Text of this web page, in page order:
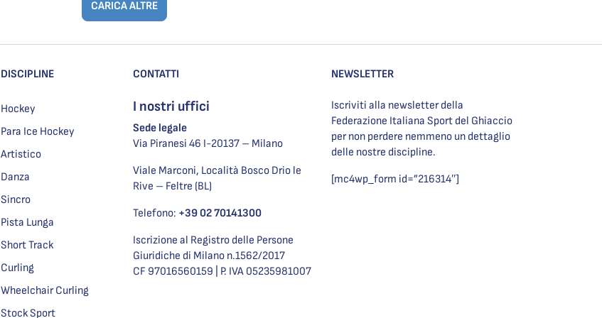
CARICA ALTRE
DISCIPLINE
Hockey
Para Ice Hockey
Artistico
Danza
Sincro
Pista Lunga
Short Track
Curling
Wheelchair Curling
Stock Sport
CONTATTI
I nostri uffici
Sede legale
Via Piranesi 46 I-20137 – Milano
Viale Marconi, Località Bosco Drio le
Rive – Feltre (BL)
Telefono: +39 02 70141300
Iscrizione al Registro delle Persone
Giuridiche di Milano n.1562/2017
CF 97016560159 | P. IVA 05235981007
NEWSLETTER
Iscriviti alla newsletter della
Federazione Italiana Sport del Ghiaccio
per non perdere nemmeno un dettaglio
delle nostre discipline.
[mc4wp_form id=”216314″]